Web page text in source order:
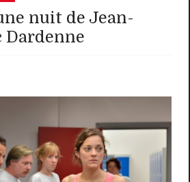
nuit de Jean-
Dardenne